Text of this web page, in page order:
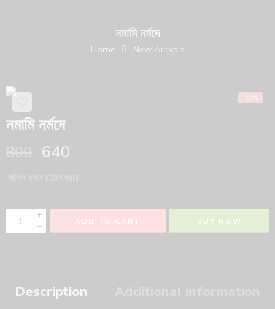
নমামি নর্মদে
Home New Arrivals
-20%
নমামি নর্মদে
640
+
−
ADD TO CART BUY NOW
Description